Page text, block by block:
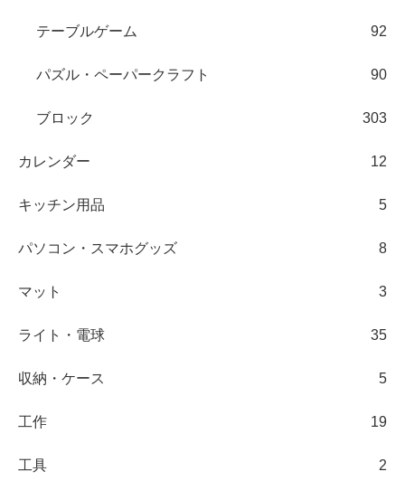
テーブルゲーム 92
パズル・ペーパークラフト 90
ブロック 303
カレンダー 12
キッチン用品 5
パソコン・スマホグッズ 8
マット 3
ライト・電球 35
収納・ケース 5
工作 19
工具 2